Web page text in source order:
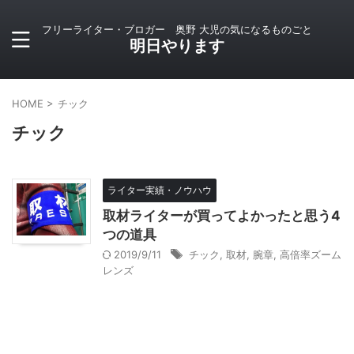
フリーライター・ブロガー 奥野 大児の気になるものごと
明日やります
HOME > チック
チック
ライター実績・ノウハウ
取材ライターが買ってよかったと思う4
つの道具
2019/9/11 チック 取材 腕章 高倍率ズーム
レンズ